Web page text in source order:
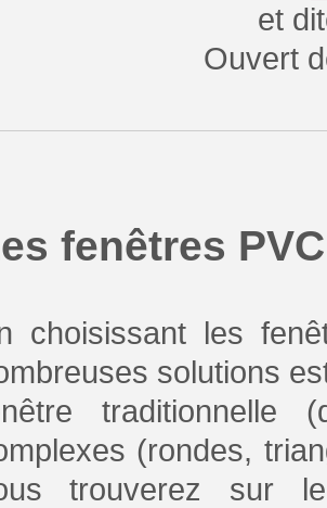
et
Ouvert
fenêtres PVC
choisissant les
solutions
traditionnelle
(rondes,
trouverez sur